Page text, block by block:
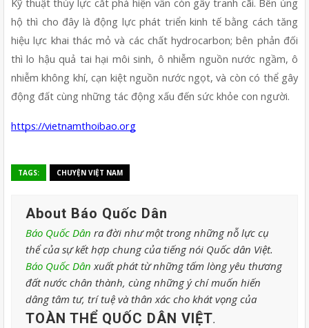
Kỹ thuật thủy lực cắt phá hiện vẫn còn gây tranh cãi. Bên ủng
hộ thì cho đây là động lực phát triển kinh tế bằng cách tăng
hiệu lực khai thác mỏ và các chất hydrocarbon; bên phản đối
thì lo hậu quả tai hại môi sinh, ô nhiễm nguồn nước ngầm, ô
nhiễm không khí, cạn kiệt nguồn nước ngọt, và còn có thể gây
động đất cùng những tác động xấu đến sức khỏe con người.
https://vietnamthoibao.org
TAGS: CHUYỆN VIỆT NAM
About Báo Quốc Dân
Báo Quốc Dân ra đời như một trong những nỗ lực cụ
thể của sự kết hợp chung của tiếng nói Quốc dân Việt.
Báo Quốc Dân xuất phát từ những tấm lòng yêu thương
đất nước chân thành, cùng những ý chí muốn hiến
dâng tâm tư, trí tuệ và thân xác cho khát vọng của
TOÀN THỂ QUỐC DÂN VIỆT.